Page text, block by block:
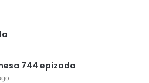
744 epizoda